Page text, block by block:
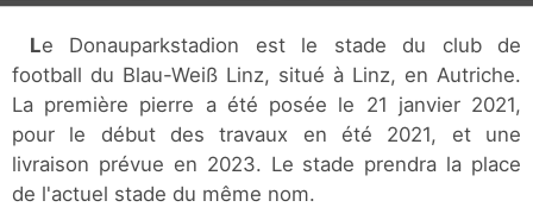
Le Donauparkstadion est le stade du club de
football du Blau-Weiß Linz, situé à Linz, en Autriche.
La première pierre a été posée le 21 janvier 2021,
pour le début des travaux en été 2021, et une
livraison prévue en 2023. Le stade prendra la place
de l'actuel stade du même nom.